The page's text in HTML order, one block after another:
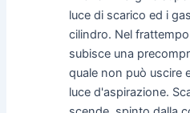
luce di scarico ed i
cilindro. Nel
subisce una
quale non può uscire
luce d'aspirazione.